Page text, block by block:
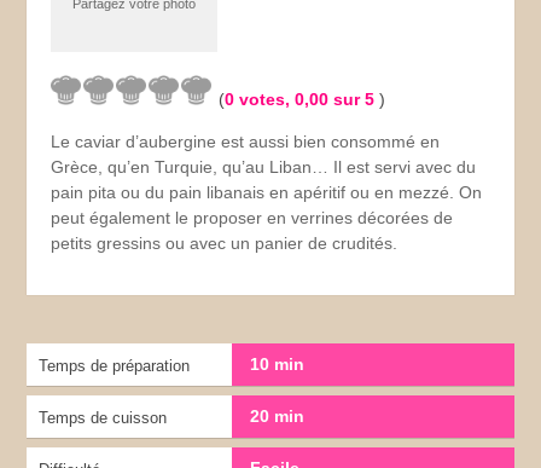
Partagez votre photo
(0 votes,0,00 sur 5)
Le caviar d’aubergine est aussi bien consommé en
Grèce, qu’en Turquie, qu’au Liban… Il est servi avec du
pain pita ou du pain libanais en apéritif ou en mezzé. On
peut également le proposer en verrines décorées de
petits gressins ou avec un panier de crudités.
Temps de préparation 10 min
Temps de cuisson 20 min